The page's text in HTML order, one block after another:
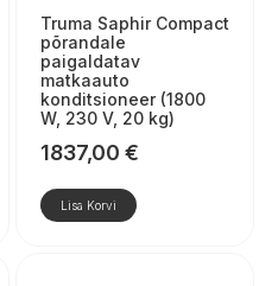
Truma Saphir Compact
põrandale
paigaldatav
matkaauto
konditsioneer (1800
W, 230 V, 20 kg)
1837,00 €
Lisa Korvi